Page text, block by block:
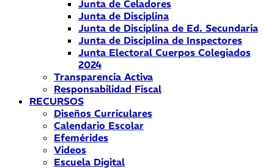
Junta de Celadores
Junta de Disciplina
Junta de Disciplina de Ed. Secundaria
Junta de Disciplina de Inspectores
Junta Electoral Cuerpos Colegiados
2024
Transparencia Activa
Responsabilidad Fiscal
RECURSOS
Diseños Curriculares
Calendario Escolar
Efemérides
Videos
Escuela Digital